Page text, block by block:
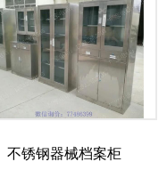
不锈钢器械档案柜